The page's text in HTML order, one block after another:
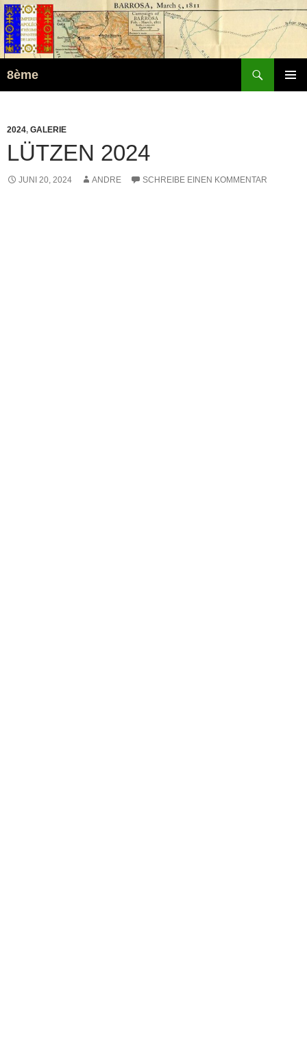
8ème
2024, GALERIE
LÜTZEN 2024
JUNI 20, 2024 ANDRE SCHREIBE EINEN KOMMENTAR